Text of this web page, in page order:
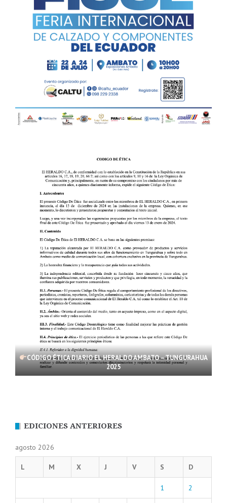
CÓDIGO ÉTICA DIARIO EL HERALDO AMBATO – TUNGURAHUA
2025
EDICIONES ANTERIORES
agosto 2026
L M X J V S D
1 2